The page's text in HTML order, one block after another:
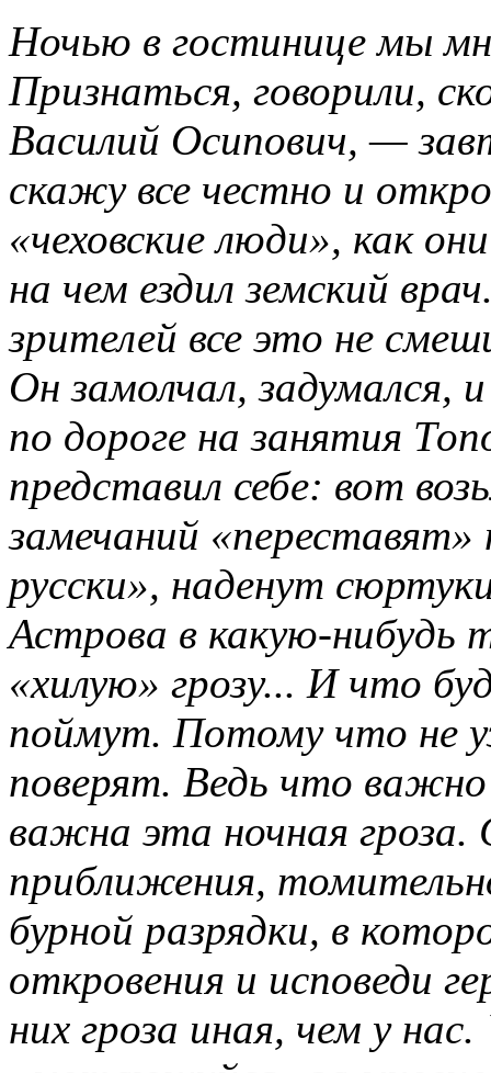
Ночью в гостинице мы
Признаться, говорили,
Василий Осипович, —
скажу все честно и
«чеховские люди», как
на чем ездил земский
зрителей все это не
Он замолчал,
по дороге на занятия
представил себе: вот
замечаний
русски», наденут
Астрова в какую-нибудь
«хилую» грозу... И что
поймут. Потому что не
поверят. Ведь что важно
важна эта ночная
приближения,
бурной разрядки, в
откровения и исповеди
них гроза иная, чем у